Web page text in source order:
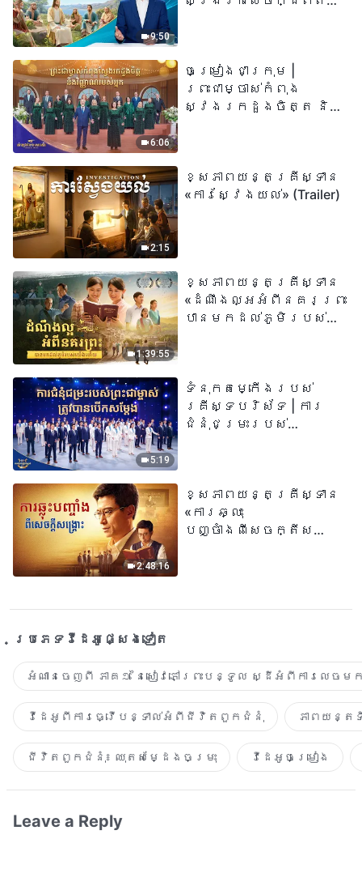
9:50
មានជីវិតអស់កល្ប
ជានិច្ច» មានន័យដូច
ម្តេចពិតប្រាកដ?
6:06
ចម្រៀងជាក្រុម |
ព្រះជាម្ចាស់កំពុង
ស្វែងរកដួងចិត្ត និង
2:15
ខ្សែភាពយន្តគ្រីស្ទាន
«ការស្វែងយល់» (Trailer)
1:39:55
ខ្សែភាពយន្តគ្រីស្ទាន
«ដំណឹងល្អអំពីនគរព្រះ
បានមកដល់​ភូមិរបស់
5:19
ទំនុកតម្កើង​របស់​
គ្រីស្ទបរិស័ទ | ការ
ជំនុំជម្រះរបស់
2:48:16
ខ្សែភាពយន្តគ្រីស្ទាន
«ការឆ្លុះ
បញ្ចាំងពីសេចក្តីសង្រ្គោះ»
ប្រភេទ​វីដេអូ​ផ្សេង​ទៀត​
អំណានចេញពី ភាគ១ នៃសៀវភៅព្រះបន្ទូល ស្ដីអំពីការលេច
វីដេអូពីការធ្វើបន្ទាល់អំពីជីវិតពួកជំនុំ ភាពយន្
ជីវិតពួកជំនុំ៖ ឈុតសម្ដែងចម្រុះ វីដេអូចម្រៀង​
Leave a Reply